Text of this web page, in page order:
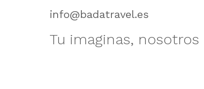
info@badatravel.es
Tu imaginas, nosotros